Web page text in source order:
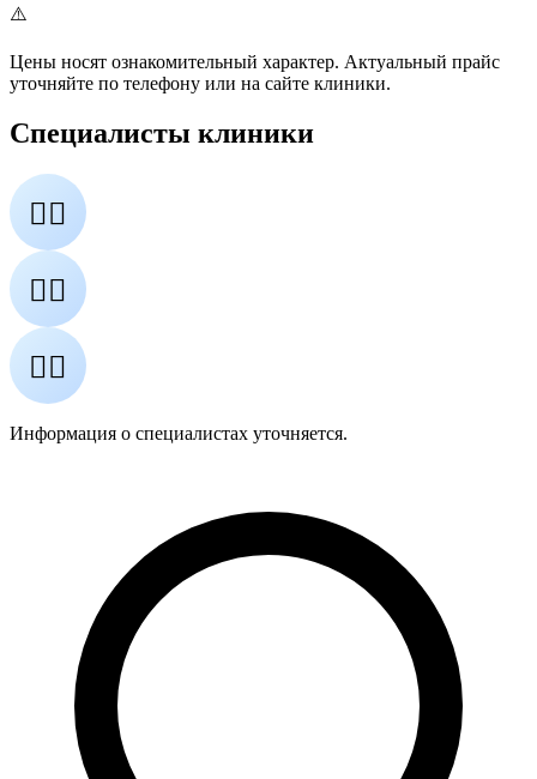
⚠️
Цены носят ознакомительный характер. Актуальный прайс
уточняйте по телефону или на сайте клиники.
Специалисты клиники
👨‍⚕️
👩‍⚕️
👨‍⚕️
Информация о специалистах уточняется.